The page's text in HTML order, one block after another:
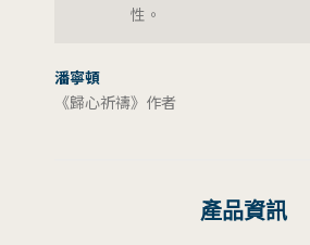
性。
潘寧頓
《歸心祈禱》作者
產品資訊